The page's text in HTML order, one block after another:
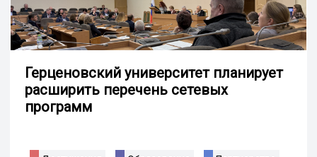
Герценовский университет планирует
расширить перечень сетевых
программ